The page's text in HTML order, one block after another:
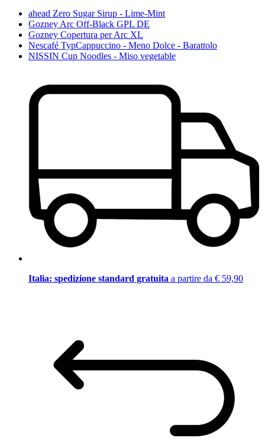
ahead Zero Sugar Sirup - Lime-Mint
Gozney Arc Off-Black GPL DE
Gozney Copertura per Arc XL
Nescafé TypCappuccino - Meno Dolce - Barattolo
NISSIN Cup Noodles - Miso vegetable
Italia: spedizione standard gratuita a partire da € 59,90